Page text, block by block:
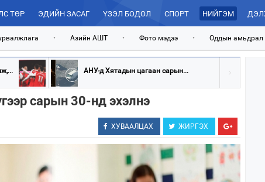
ТӨР ЭДИЙН ЗАСАГ ҮЗЭЛ БОДОЛ СПОРТ НИЙГЭМ
• Азийн АШТ • Фото мэдээ • Оддын амьдрал
АНУ-д Хятадын цагаан сарын...
сарын 30-нд эхэлнэ
ХУВААЛЦАХ ЖИРГЭХ